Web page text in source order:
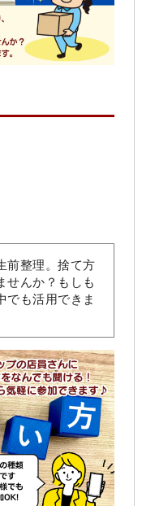
前整理。捨て方
せんか？もしも
でも活用できま